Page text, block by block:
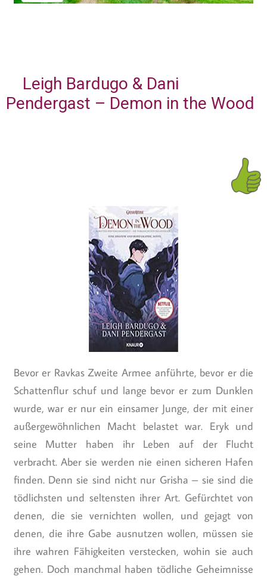
Leigh Bardugo & Dani
Pendergast – Demon in the Wood
Bevor er Ravkas Zweite Armee anführte, bevor er die
Schattenflur schuf und lange bevor er zum Dunklen
wurde, war er nur ein einsamer Junge, der mit einer
außergewöhnlichen Macht belastet war. Eryk und
seine Mutter haben ihr Leben auf der Flucht
verbracht. Aber sie werden nie einen sicheren Hafen
finden. Denn sie sind nicht nur Grisha – sie sind die
tödlichsten und seltensten ihrer Art. Gefürchtet von
denen, die sie vernichten wollen, und gejagt von
denen, die ihre Gabe ausnutzen wollen, müssen sie
ihre wahren Fähigkeiten verstecken, wohin sie auch
gehen. Doch manchmal haben tödliche Geheimnisse